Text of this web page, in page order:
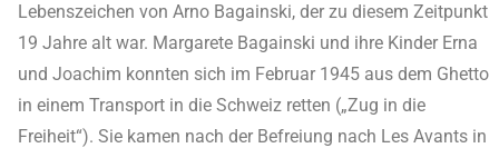
Lebenszeichen von Arno Bagainski, der zu diesem Zeitpunkt
19 Jahre alt war. Margarete Bagainski und ihre Kinder Erna
und Joachim konnten sich im Februar 1945 aus dem Ghetto
in einem Transport in die Schweiz retten („Zug in die
Freiheit“). Sie kamen nach der Befreiung nach Les Avants in